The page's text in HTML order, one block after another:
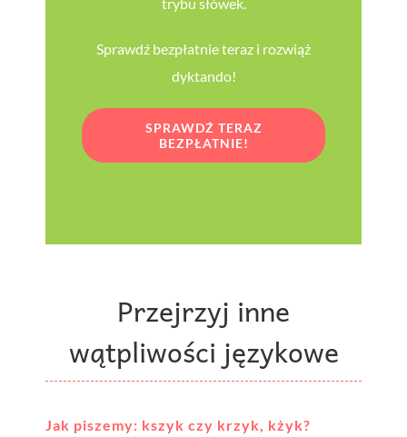
Sprawdź bezpłatnie teraz i rozwiąż
dyktando!
SPRAWDŹ TERAZ
BEZPŁATNIE!
Przejrzyj inne
wątpliwości językowe
Jak piszemy: kszyk czy krzyk, kżyk?